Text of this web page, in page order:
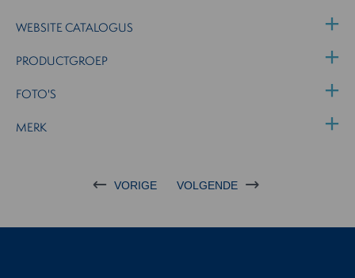
WEBSITE CATALOGUS
PRODUCTGROEP
FOTO'S
MERK
VORIGE VOLGENDE